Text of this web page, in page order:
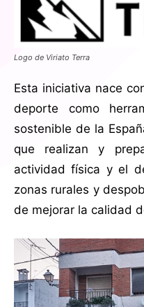
Logo de Viriato Terra
Esta iniciativa nace
deporte como
sostenible de la
que realizan y
actividad física y el
zonas rurales y
de mejorar la calidad